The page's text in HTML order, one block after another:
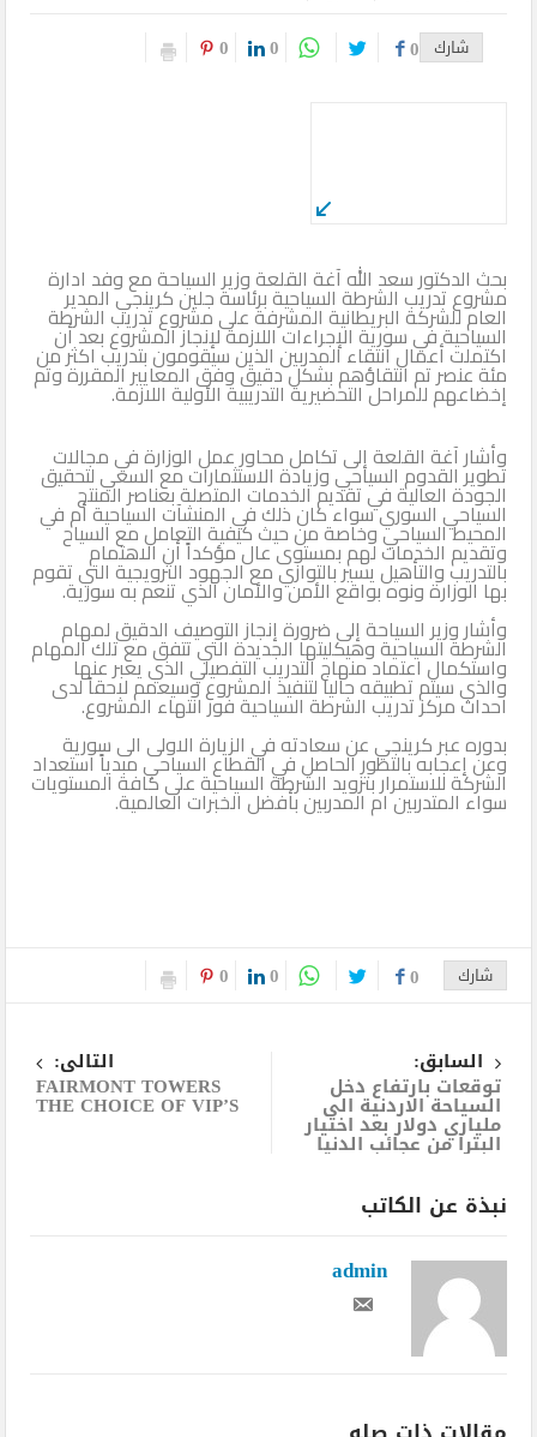
شارك 0
0
0
بحث الدكتور سعد الله آغة القلعة وزير السياحة مع وفد ادارة
مشروع تدريب الشرطة السياحية برئاسة جلين كرينجي المدير
العام للشركة البريطانية المشرفة على مشروع تدريب الشرطة
السياحية في سورية الإجراءات اللازمة لإنجاز المشروع بعد أن
اكتملت أعمال انتقاء المدربين الذين سيقومون بتدريب اكثر من
مئة عنصر تم انتقاؤهم بشكل دقيق وفق المعايير المقررة وتم
إخضاعهم للمراحل التحضيرية التدريبية الأولية اللازمة.
وأشار آغة القلعة إلى تكامل محاور عمل الوزارة في مجالات
تطوير القدوم السياحي وزيادة الاستثمارات مع السعي لتحقيق
الجودة العالية في تقديم الخدمات المتصلة بعناصر المنتج
السياحي السوري سواء كان ذلك في المنشآت السياحية أم في
المحيط السياحي وخاصة من حيث كيفية التعامل مع السياح
وتقديم الخدمات لهم بمستوى عال مؤكداً أن الاهتمام
بالتدريب والتأهيل يسير بالتوازي مع الجهود الترويجية التي تقوم
بها الوزارة ونوه بواقع الأمن والأمان الذي تنعم به سورية.
وأشار وزير السياحة إلى ضرورة إنجاز التوصيف الدقيق لمهام
الشرطة السياحية وهيكليتها الجديدة التي تتفق مع تلك المهام
واستكمال اعتماد منهاج التدريب التفصيلي الذي يعبر عنها
والذي سيتم تطبيقه حاليا لتنفيذ المشروع وسيعمم لاحقاً لدى
احداث مركز تدريب الشرطة السياحية فور انتهاء المشروع.
بدوره عبر كرينجي عن سعادته في الزيارة الاولى الى سورية
وعن إعجابه بالتطور الحاصل في القطاع السياحي مبدياً استعداد
الشركة للاستمرار بتزويد الشرطة السياحية على كافة المستويات
سواء المتدربين ام المدربين بأفضل الخبرات العالمية.
شارك 0
0
0
السابق:
توقعات بارتفاع دخل
السياحة الاردنية الى
ملياري دولار بعد اختيار
البترا من عجائب الدنيا
التالى:
FAIRMONT TOWERS
THE CHOICE OF VIP’S
نبذة عن الكاتب
admin